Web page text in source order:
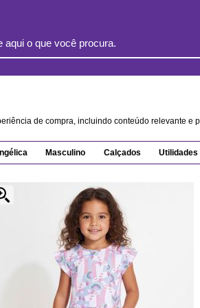
de compra, incluindo conteúdo relevante
Masculino Calçados Utilidades